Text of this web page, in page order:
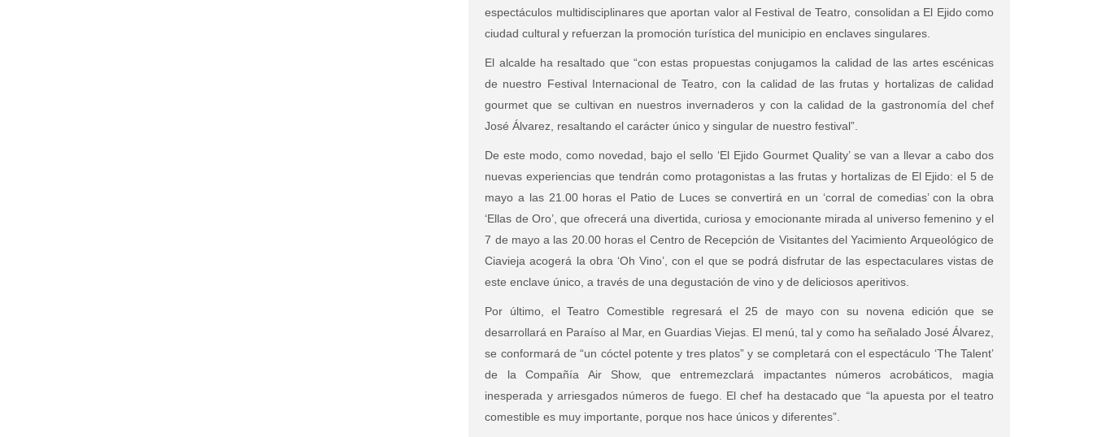
espectáculos multidisciplinares que aportan valor al Festival de Teatro, consolidan a El Ejido como
ciudad cultural y refuerzan la promoción turística del municipio en enclaves singulares.
El alcalde ha resaltado que “con estas propuestas conjugamos la calidad de las artes escénicas
de nuestro Festival Internacional de Teatro, con la calidad de las frutas y hortalizas de calidad
gourmet que se cultivan en nuestros invernaderos y con la calidad de la gastronomía del chef
José Álvarez, resaltando el carácter único y singular de nuestro festival”.
De este modo, como novedad, bajo el sello ‘El Ejido Gourmet Quality’ se van a llevar a cabo dos
nuevas experiencias que tendrán como protagonistas a las frutas y hortalizas de El Ejido: el 5 de
mayo a las 21.00 horas el Patio de Luces se convertirá en un ‘corral de comedias’ con la obra
‘Ellas de Oro’, que ofrecerá una divertida, curiosa y emocionante mirada al universo femenino y el
7 de mayo a las 20.00 horas el Centro de Recepción de Visitantes del Yacimiento Arqueológico de
Ciavieja acogerá la obra ‘Oh Vino’, con el que se podrá disfrutar de las espectaculares vistas de
este enclave único, a través de una degustación de vino y de deliciosos aperitivos.
Por último, el Teatro Comestible regresará el 25 de mayo con su novena edición que se
desarrollará en Paraíso al Mar, en Guardias Viejas. El menú, tal y como ha señalado José Álvarez,
se conformará de “un cóctel potente y tres platos” y se completará con el espectáculo ‘The Talent’
de la Compañía Air Show, que entremezclará impactantes números acrobáticos, magia
inesperada y arriesgados números de fuego. El chef ha destacado que “la apuesta por el teatro
comestible es muy importante, porque nos hace únicos y diferentes”.